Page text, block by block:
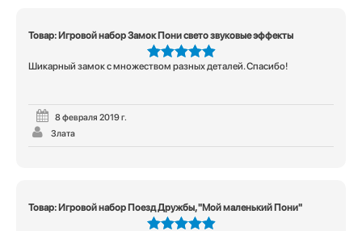
Товар: Игровой набор Замок Пони свето звуковые эффекты
5из 5
Шикарный замок с множеством разных деталей. Спасибо!
8 февраля 2019 г.
Злата
Товар: Игровой набор Поезд Дружбы, "Мой маленький Пони"